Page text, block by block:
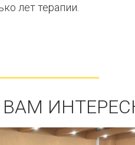
лет терапии.